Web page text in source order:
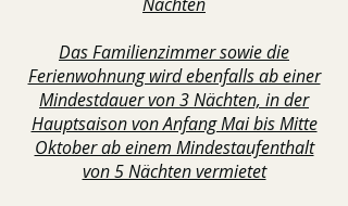
Das Familienzimmer sowie die
Ferienwohnung wird ebenfalls ab einer
Mindestdauer von 3 Nächten, in der
Hauptsaison von Anfang Mai bis Mitte
Oktober ab einem Mindestaufenthalt
von 5 Nächten vermietet